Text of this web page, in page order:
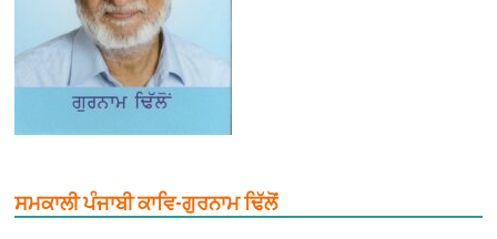
ਸਮਕਾਲੀ ਪੰਜਾਬੀ ਕਾਵਿ-ਗੁਰਨਾਮ ਢਿੱਲੋਂ